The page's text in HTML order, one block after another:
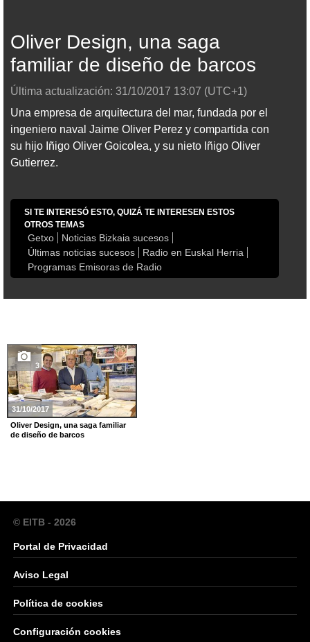
Oliver Design, una saga
familiar de diseño de barcos
Última actualización: 31/10/2017 13:07 (UTC+1)
Una empresa de arquitectura del mar, fundada por el
ingeniero naval Jaime Oliver Perez y compartida con
su hijo Iñigo Oliver Goicolea, y su nieto Iñigo Oliver
Gutierrez.
SI TE INTERESÓ ESTO, QUIZÁ TE INTERESEN ESTOS
OTROS TEMAS
Getxo
Noticias Bizkaia sucesos
Últimas noticias sucesos
Radio en Euskal Herria
Programas Emisoras de Radio
3
31/10/2017
Oliver Design, una saga familiar
de diseño de barcos
© EITB - 2026
Portal de Privacidad
Aviso Legal
Política de cookies
Configuración cookies